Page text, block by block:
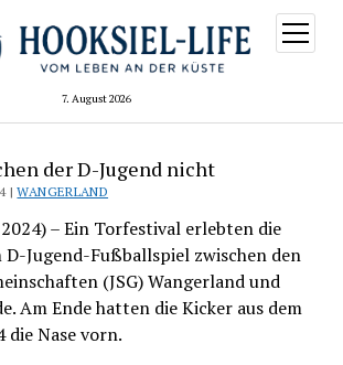
7. August 2026
Menü
öffnen
der D-Jugend nicht
|WANGERLAND
– Ein Torfestival erlebten die
D-Jugend-Fußballspiel zwischen den
(JSG) Wangerland und
Am Ende hatten die Kicker aus dem
die Nase vorn.